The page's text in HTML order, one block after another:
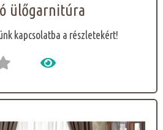
ülőgarnitúra
kapcsolatba a részletekért!